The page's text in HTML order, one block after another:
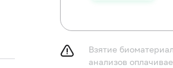
Взятие
анализов